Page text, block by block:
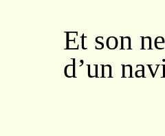
Et son
d’un